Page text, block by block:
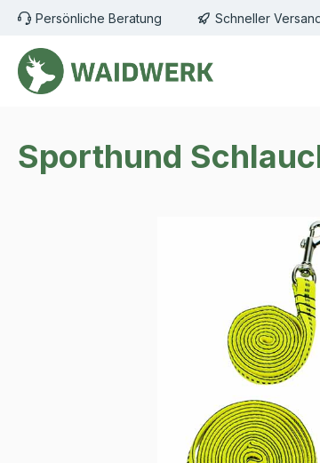
Hauptinhalt springen
Zur Suche springen
Zur Hauptnavigation springen
Persönliche Beratung Schneller
Sporthund